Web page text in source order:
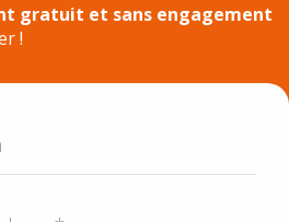
gratuit et sans engagement
!